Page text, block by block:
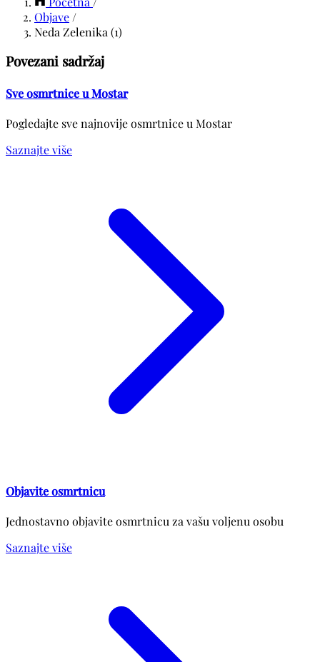
Objave /
Neda Zelenika (1)
Povezani sadržaj
Sve osmrtnice u Mostar
Pogledajte sve najnovije osmrtnice u Mostar
Saznajte više
Objavite osmrtnicu
Jednostavno objavite osmrtnicu za vašu voljenu osobu
Saznajte više